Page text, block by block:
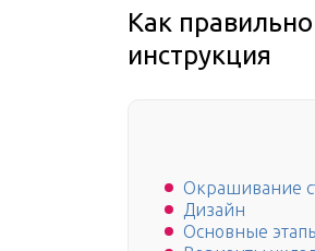
Как
инструкция
Окрашивание
Дизайн
Основные